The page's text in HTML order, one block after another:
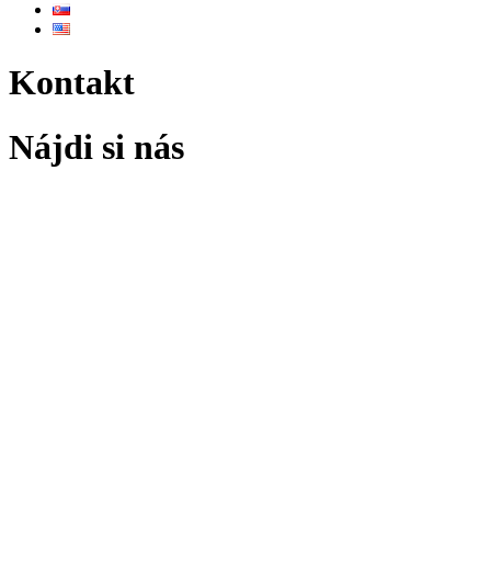
Kontakt
Nájdi si nás